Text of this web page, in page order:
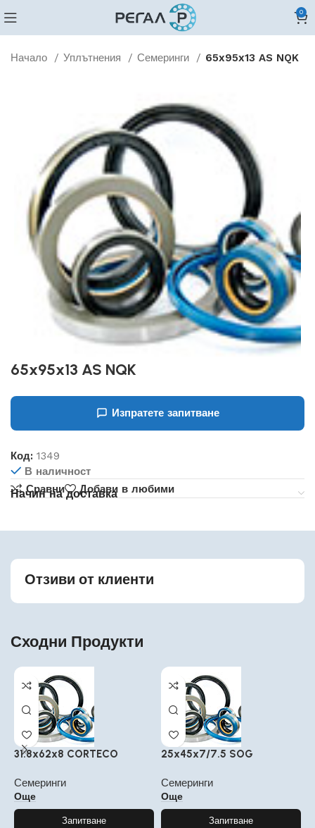
0
Начало Уплътнения Семеринги 65x95x13 AS NQK
65x95x13 AS NQK
Изпратете запитване
Код:1349
В наличност
Сравни
Добави в любими
Начин на доставка
Отзиви от клиенти
Сходни Продукти
31.8x62x8 CORTECO
Семеринги
Още
Запитване
25x45x7/7.5 SOG
Семеринги
Още
Запитване